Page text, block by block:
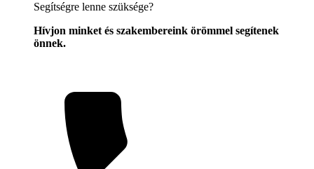
Segítségre lenne szüksége?
Hívjon minket és szakembereink örömmel segítenek
önnek.